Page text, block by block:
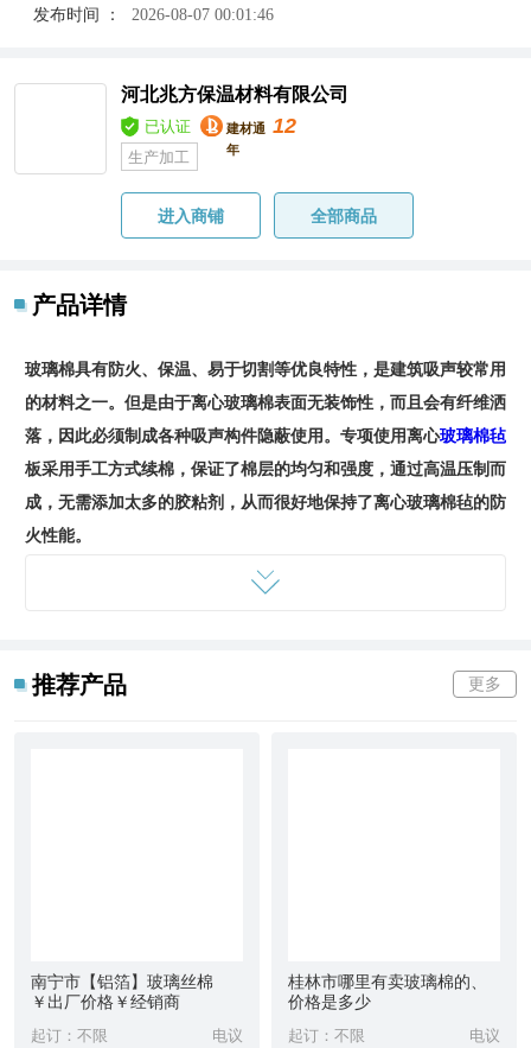
发布时间 ：
2026-08-07 00:01:46
河北兆方保温材料有限公司
已认证 建材通 12
年
生产加工
进入商铺 全部商品
产品详情
玻璃棉具有防火、保温、易于切割等优良特性，是建筑吸声较常用
的材料之一。但是由于离心玻璃棉表面无装饰性，而且会有纤维洒
落，因此必须制成各种吸声构件隐蔽使用。专项使用离心玻璃棉毡
板采用手工方式续棉，保证了棉层的均匀和强度，通过高温压制而
成，无需添加太多的胶粘剂，从而很好地保持了离心玻璃棉毡的防
火性能。
岩棉作为***材料在欧洲已有几十年历史，应用于外墙外保温系
98%，吸湿率小于5%。产品除了原有的保温，隔热，降噪，
吸音
棉卷毡吸音的特性决定它能够应用与发电机房、泵房的降噪等等。
离心玻璃棉卷毡的特点较突出的表现是保温隔热，除了这个优点之
推荐产品 更多
南宁市【铝箔】玻璃丝棉
￥出厂价格￥经销商
起订：不限 电议
桂林市哪里有卖玻璃棉的、
价格是多少
起订：不限 电议